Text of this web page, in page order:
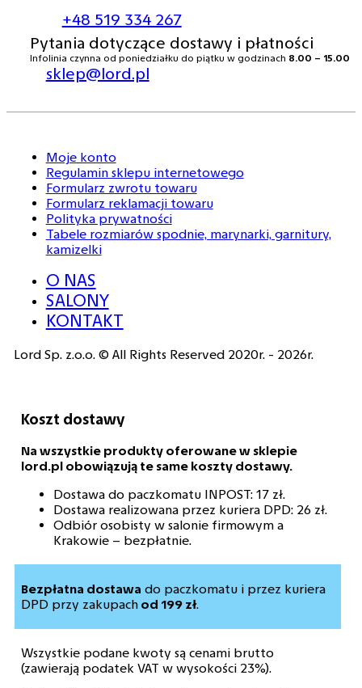
+48 519 334 267
Pytania dotyczące dostawy i płatności
Infolinia czynna od poniedziałku do piątku w godzinach 8.00 – 15.00
sklep@lord.pl
Moje konto
Regulamin sklepu internetowego
Formularz zwrotu towaru
Formularz reklamacji towaru
Polityka prywatności
Tabele rozmiarów spodnie, marynarki, garnitury,
kamizelki
O NAS
SALONY
KONTAKT
Lord Sp. z.o.o. © All Rights Reserved 2020r. - 2026r.
Koszt dostawy
Na wszystkie produkty oferowane w sklepie
lord.pl obowiązują te same koszty dostawy.
Dostawa do paczkomatu INPOST: 17 zł.
Dostawa realizowana przez kuriera DPD: 26 zł.
Odbiór osobisty w salonie firmowym a
Krakowie – bezpłatnie.
Bezpłatna dostawa do paczkomatu i przez kuriera
DPD przy zakupachod 199 zł.
Wszystkie podane kwoty są cenami brutto
(zawierają podatek VAT w wysokości 23%).